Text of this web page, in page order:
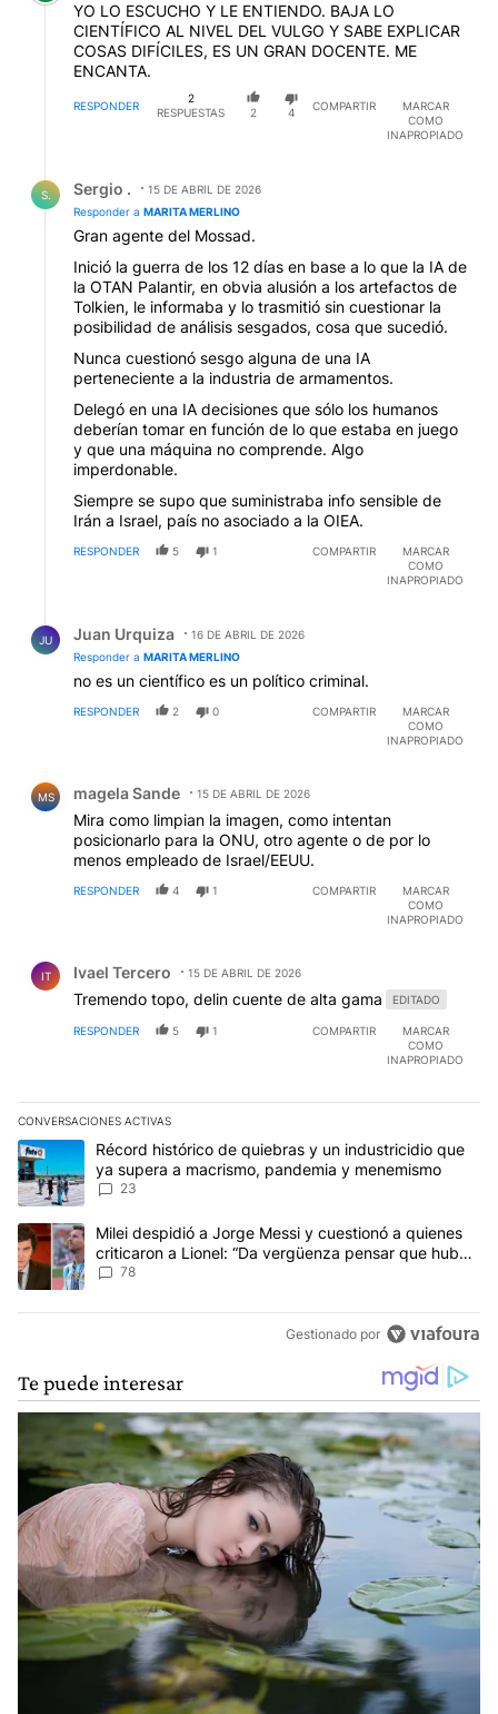
YO LO ESCUCHO Y LE ENTIENDO. BAJA LO
CIENTÍFICO AL NIVEL DEL VULGO Y SABE EXPLICAR
COSAS DIFÍCILES, ES UN GRAN DOCENTE. ME
ENCANTA.
RESPONDER
2
RESPUESTAS
2 4
COMPARTIR
MARCAR
COMO
INAPROPIADO
S. Sergio .
15 DE ABRIL DE 2026
Responder a MARITA MERLINO
Gran agente del Mossad.
Inició la guerra de los 12 días en base a lo que la IA de
la OTAN Palantir, en obvia alusión a los artefactos de
Tolkien, le informaba y lo trasmitió sin cuestionar la
posibilidad de análisis sesgados, cosa que sucedió.
Nunca cuestionó sesgo alguna de una IA
perteneciente a la industria de armamentos.
Delegó en una IA decisiones que sólo los humanos
deberían tomar en función de lo que estaba en juego
y que una máquina no comprende. Algo
imperdonable.
Siempre se supo que suministraba info sensible de
Irán a Israel, país no asociado a la OIEA.
RESPONDER 5 1 COMPARTIR
MARCAR
COMO
INAPROPIADO
JU Juan Urquiza
16 DE ABRIL DE 2026
Responder a MARITA MERLINO
no es un científico es un político criminal.
RESPONDER 2 0 COMPARTIR
MARCAR
COMO
INAPROPIADO
MS magela Sande 15 DE ABRIL DE 2026
Mira como limpian la imagen, como intentan
posicionarlo para la ONU, otro agente o de por lo
menos empleado de Israel/EEUU.
RESPONDER 4 1 COMPARTIR
MARCAR
COMO
INAPROPIADO
IT Ivael Tercero 15 DE ABRIL DE 2026
Tremendo topo, delin cuente de alta gama EDITADO
RESPONDER 5 1 COMPARTIR
MARCAR
COMO
INAPROPIADO
CONVERSACIONES ACTIVAS
Este listado muestra los artículos con más comentarios en los
Un artículo de tendencia con el título "Récord histórico de
Récord histórico de quiebras y un industricidio que
ya supera a macrismo, pandemia y menemismo
23
Un artículo de tendencia con el título "Milei despidió a Jorge
Milei despidió a Jorge Messi y cuestionó a quienes
criticaron a Lionel: “Da vergüenza pensar que hubo
anti-Messi”
78
Gestionado por